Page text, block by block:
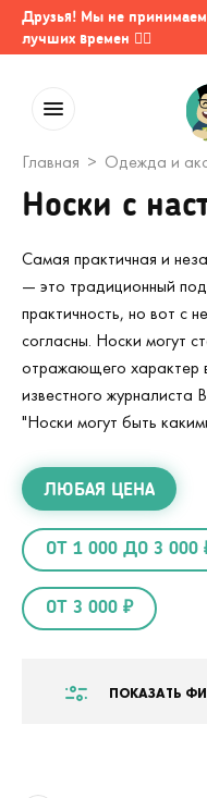
Друзья! Мы не
лучших времен 🤷‍♂️
Главная Одежда и
Носки с
Самая практичная и
— это традиционный
практичность, но вот с
согласны. Носки могут
отражающего характер
известного
"Носки могут быть
ЛЮБАЯ ЦЕНА
ОТ 1 000 ДО 3 000
ОТ 3 000 ₽
ПОКАЗАТЬ